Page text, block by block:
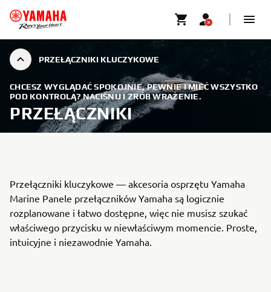
PRZEŁĄCZNIKI KLUCZYKOWE
CHCESZ WYGLĄDAĆ SPOKOJNIE, PEWNIE I MIEĆ WSZYSTKO
POD KONTROLĄ? NACIŚNIJ I ZRÓB WRAŻENIE.
PRZEŁĄCZNIKI
Przełączniki kluczykowe — akcesoria osprzętu Yamaha
Marine Panele przełączników Yamaha są logicznie
rozplanowane i łatwo dostępne, więc nie musisz szukać
właściwego przycisku w niewłaściwym momencie. Proste,
intuicyjne i niezawodnie Yamaha.